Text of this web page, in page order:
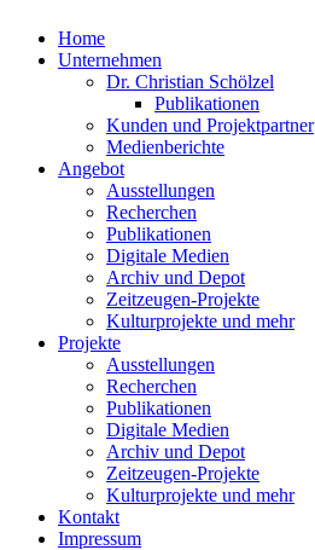
Home
Unternehmen
Dr. Christian Schölzel
Publikationen
Kunden und Projektpartner
Medienberichte
Angebot
Ausstellungen
Recherchen
Publikationen
Digitale Medien
Archiv und Depot
Zeitzeugen-Projekte
Kulturprojekte und mehr
Projekte
Ausstellungen
Recherchen
Publikationen
Digitale Medien
Archiv und Depot
Zeitzeugen-Projekte
Kulturprojekte und mehr
Kontakt
Impressum